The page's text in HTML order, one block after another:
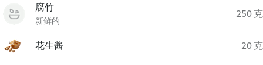
腐竹
新鲜的
250 克
花生酱 20 克